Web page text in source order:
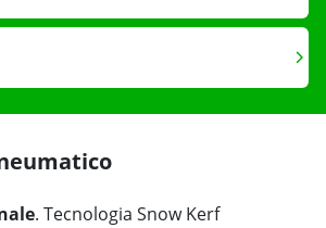
. Tecnologia Snow Kerf